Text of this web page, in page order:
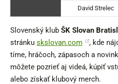
David Strelec
Slovenský klub ŠK Slovan
stránku skslovan.com
, kde
tíme, hráčoch, zápasoch a
môžete pozrieť aj videá, kúpiť
alebo získať klubový merch.